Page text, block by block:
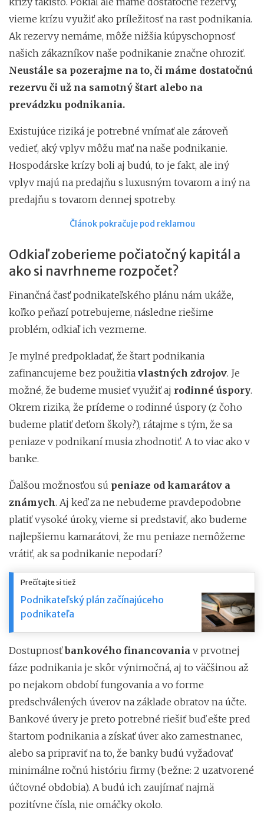
vieme krízu využiť ako príležitosť na rast podnikania.
Ak rezervy nemáme, môže nižšia kúpyschopnosť
našich zákazníkov naše podnikanie značne ohroziť.
Neustále sa pozerajme na to, či máme dostatočnú
rezervu či už na samotný štart alebo na
prevádzku podnikania.
Existujúce riziká je potrebné vnímať ale zároveň
vedieť, aký vplyv môžu mať na naše podnikanie.
Hospodárske krízy boli aj budú, to je fakt, ale iný
vplyv majú na predajňu s luxusným tovarom a iný na
predajňu s tovarom dennej spotreby.
Článok pokračuje pod reklamou
Odkiaľ zoberieme počiatočný kapitál a
ako si navrhneme rozpočet?
Finančná časť podnikateľského plánu nám ukáže,
koľko peňazí potrebujeme, následne riešime
problém, odkiaľ ich vezmeme.
Je mylné predpokladať, že štart podnikania
zafinancujeme bez použitia vlastných zdrojov. Je
možné, že budeme musieť využiť aj rodinné úspory.
Okrem rizika, že prídeme o rodinné úspory (z čoho
budeme platiť deťom školy?), rátajme s tým, že sa
peniaze v podnikaní musia zhodnotiť. A to viac ako v
banke.
Ďalšou možnosťou sú peniaze od kamarátov a
známych. Aj keď za ne nebudeme pravdepodobne
platiť vysoké úroky, vieme si predstaviť, ako budeme
najlepšiemu kamarátovi, že mu peniaze nemôžeme
vrátiť, ak sa podnikanie nepodarí?
Prečítajte si tiež
Podnikateľský plán začínajúceho
podnikateľa
Dostupnosťbankového financovania v prvotnej
fáze podnikania je skôr výnimočná, aj to väčšinou až
po nejakom období fungovania a vo forme
predschválených úverov na základe obratov na účte.
Bankové úvery je preto potrebné riešiť buď ešte pred
štartom podnikania a získať úver ako zamestnanec,
alebo sa pripraviť na to, že banky budú vyžadovať
minimálne ročnú históriu firmy (bežne: 2 uzatvorené
účtovné obdobia). A budú ich zaujímať najmä
pozitívne čísla, nie omáčky okolo.